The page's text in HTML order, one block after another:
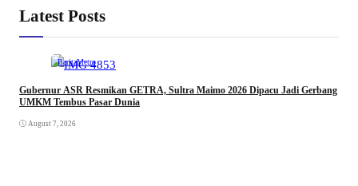
Latest Posts
BeritaMetro
Gubernur ASR Resmikan GETRA, Sultra Maimo 2026 Dipacu Jadi Gerbang
UMKM Tembus Pasar Dunia
August 7, 2026